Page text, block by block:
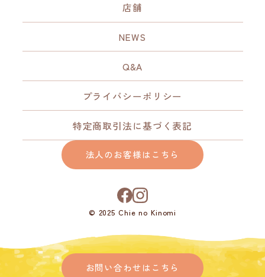
法人のお客様はこちら
© 2025 Chie no Kinomi
店舗
NEWS
Q&A
プライバシーポリシー
特定商取引法に基づく表記
お問い合わせはこちら